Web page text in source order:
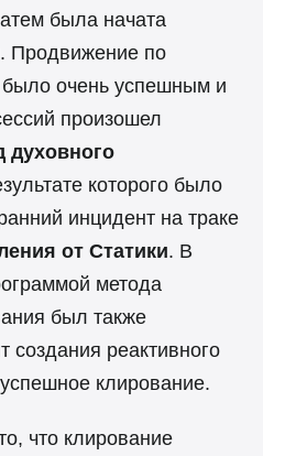
была начата
. Продвижение по
очень успешным и
произошел
духовного
которого было
инцидент на траке
от Статики. В
метода
был также
создания реактивного
клирование.
что клирование